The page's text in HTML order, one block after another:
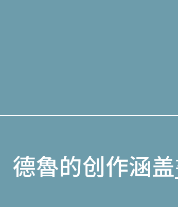
德魯的创作涵盖